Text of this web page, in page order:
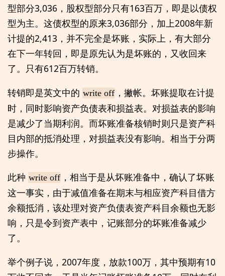
型部分3,036，股权型部分只有163百万，即是以债权
型为主。这债权型的原来3,036部分，加上2008年新
计提的2,413，并不完全是坏账，实际上，有大部分
在下一年转回，即是原先认为是坏账的，又收回来
了。只有612百万转销。
转销即是英文中的 write off ，撇帐。坏账提取在计提
时，同时影响资产负债表和损益表。对损益表的影响
是减少了当期利润。而坏账准备核销时则只是资产科
目内部的抵消处理，对损益表没有影响。相当于分两
步操作。
此种 write off ，相当于是从坏账准备中，确认了坏账
这一事实，由于减值准备在期末与相应资产科目借方
余额抵消，该处理对资产负债表资产科目余额也无影
响，只是令到资产表中，记账部分的坏账准备减少
了。
举个例子说，2007年度，放款100万，其中预期有10